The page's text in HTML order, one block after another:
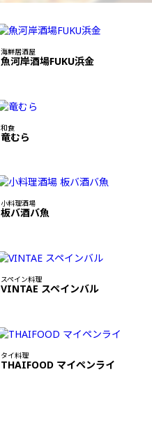
海鮮居酒屋
魚河岸酒場FUKU浜金
和食
竜むら
小料理酒場
板バ酒バ魚
スペイン料理
VINTAE スペインバル
タイ料理
THAIFOOD マイペンライ